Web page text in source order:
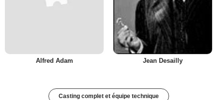
Alfred Adam Jean Desailly
Casting complet et équipe technique